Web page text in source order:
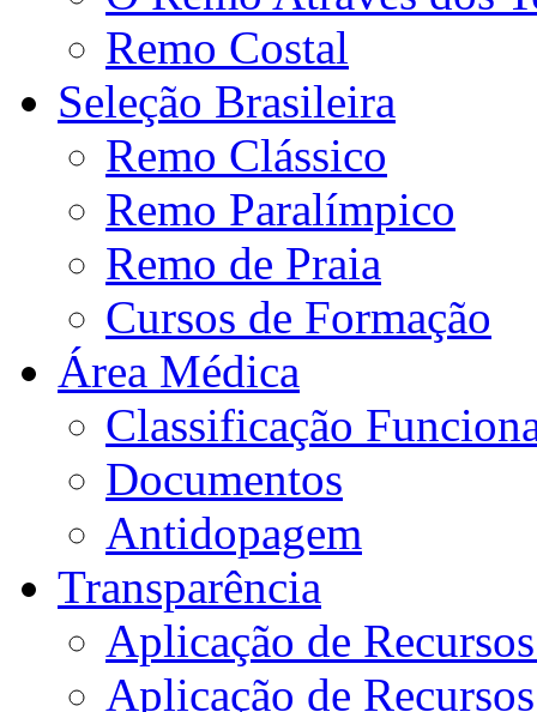
Remo Costal
Seleção Brasileira
Remo Clássico
Remo Paralímpico
Remo de Praia
Cursos de Formação
Área Médica
Classificação
Documentos
Antidopagem
Transparência
Aplicação de
Aplicação de